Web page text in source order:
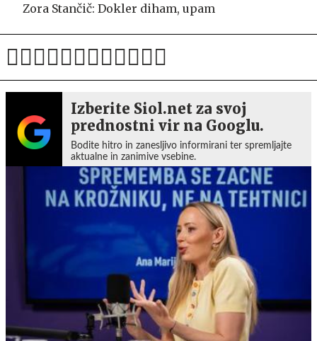
Zora Stančič: Dokler diham, upam
Izberite Siol.net za svoj
prednostni vir na Googlu.
Bodite hitro in zanesljivo informirani ter spremljajte
aktualne in zanimive vsebine.